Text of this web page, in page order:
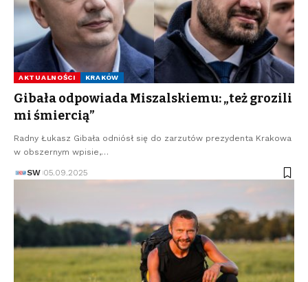
AKTUALNOŚCI KRAKÓW
Gibała odpowiada Miszalskiemu: „też grozili
mi śmiercią”
Radny Łukasz Gibała odniósł się do zarzutów prezydenta Krakowa
w obszernym wpisie,…
SW 05.09.2025